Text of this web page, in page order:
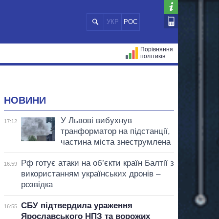
УКР РОС
Порівняння
політиків
НОВИНИ
17:12
У Львові вибухнув
транформатор на підстанції,
частина міста знеструмлена
16:59
Рф готує атаки на об’єкти країн Балтії з
використанням українських дронів –
розвідка
16:55
СБУ підтвердила ураження
Ярославського НПЗ та ворожих